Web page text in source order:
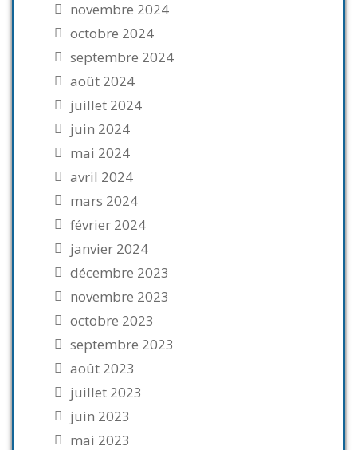
novembre 2024
octobre 2024
septembre 2024
août 2024
juillet 2024
juin 2024
mai 2024
avril 2024
mars 2024
février 2024
janvier 2024
décembre 2023
novembre 2023
octobre 2023
septembre 2023
août 2023
juillet 2023
juin 2023
mai 2023